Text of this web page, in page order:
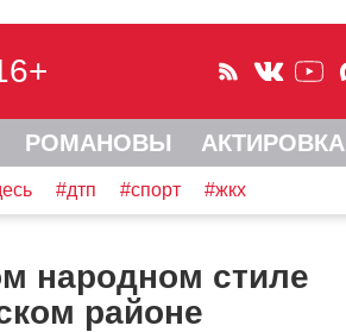
РОМАНОВЫ АКТИРОВКА
#дтп #спорт #жкх
народном стиле
районе